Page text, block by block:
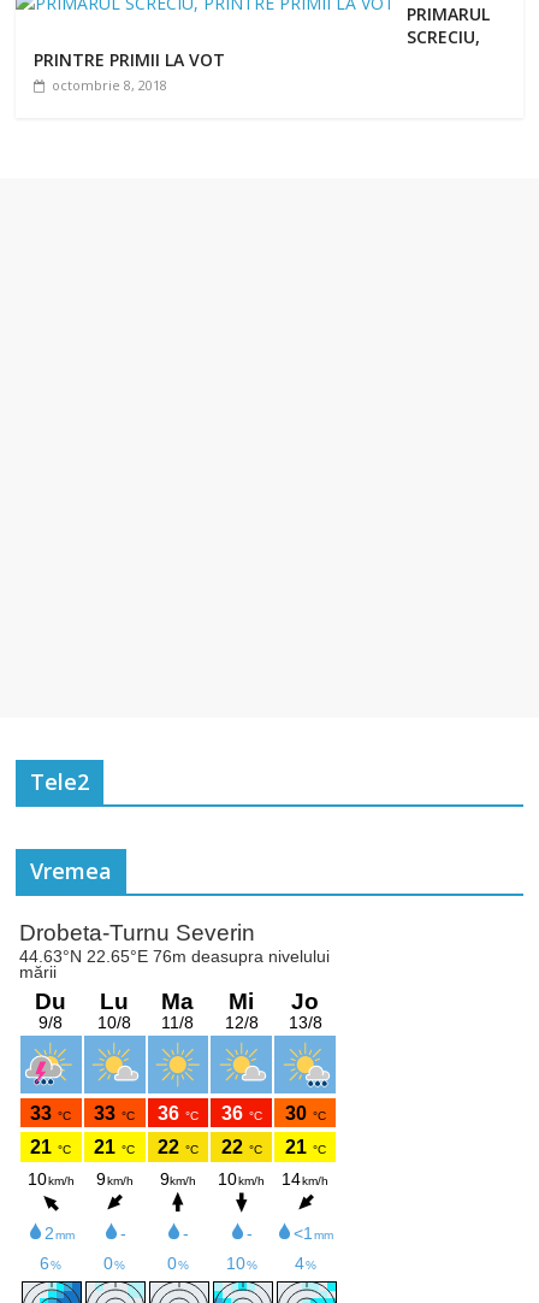
PRIMARUL
SCRECIU,
PRINTRE PRIMII LA VOT
octombrie 8, 2018
Tele2
Vremea